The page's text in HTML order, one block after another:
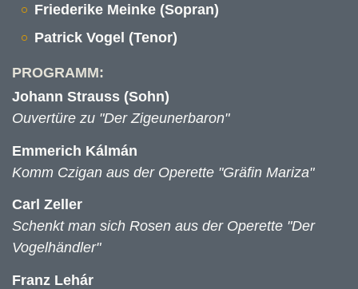
Friederike Meinke (Sopran)
Patrick Vogel (Tenor)
PROGRAMM:
Johann Strauss (Sohn)
Ouvertüre zu "Der Zigeunerbaron"
Emmerich Kálmán
Komm Czigan aus der Operette "Gräfin Mariza"
Carl Zeller
Schenkt man sich Rosen aus der Operette "Der
Vogelhändler"
Franz Lehár